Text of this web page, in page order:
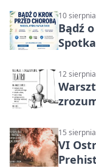
10
Bądź
12
15
VI